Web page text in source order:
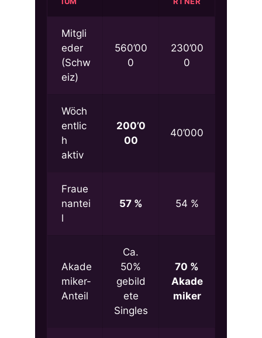
Mitgli
eder
(Schw
eiz)
560’00
0
230’00
0
Wöch
entlic
h
aktiv
200’0
00
40’000
Fraue
nantei
l
57 % 54 %
Akade
miker-
Anteil
Ca.
50%
gebild
ete
Singles
70 %
Akade
miker